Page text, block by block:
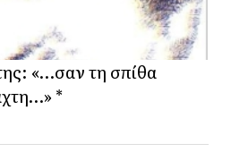
«…σαν τη σπίθα
*